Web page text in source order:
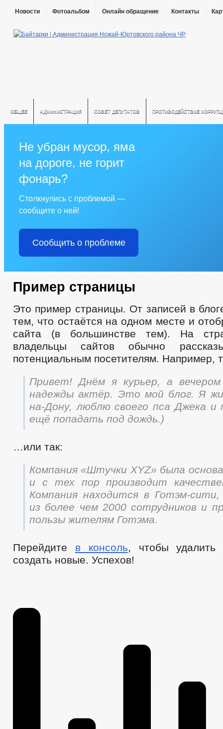
Новости Фотоальбом Онлайн обращение Контакты
ОБЩЕЕ АДМИНИСТРАЦИЯ СОВЕТ ДЕПУТАТОВ ПРОТИВОДЕЙСТВИЕ
Не убран мусор, яма
на дороге, не горит
фонарь?
Столкнулись с проблемой —
сообщите о ней!
Сообщить о проблеме
Пример страницы
Это пример страницы. От записей в
тем, что остаётся на одном месте и
сайта (в большинстве тем). На
владельцы сайтов обычно
потенциальным посетителям. Например,
Привет! Днём я курьер, а
надежды актёр. Это мой блог. Я
на-Дону, люблю своего пса Джека и
ещё попадать под дождь.)
…или так:
Компания «Штучки XYZ» была
и с тех пор производит
Компания находится в Готэм-
из более чем 2000 сотрудников и
пользы жителям Готэма.
Перейдите в консоль, чтобы удалить
создать новые. Успехов!